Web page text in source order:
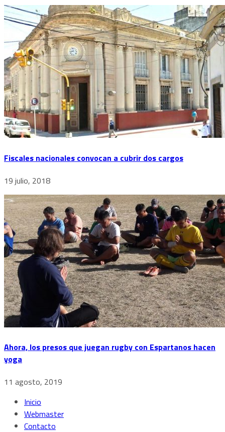
Fiscales nacionales convocan a cubrir dos cargos
19 julio, 2018
Ahora, los presos que juegan rugby con Espartanos hacen
yoga
11 agosto, 2019
Inicio
Webmaster
Contacto